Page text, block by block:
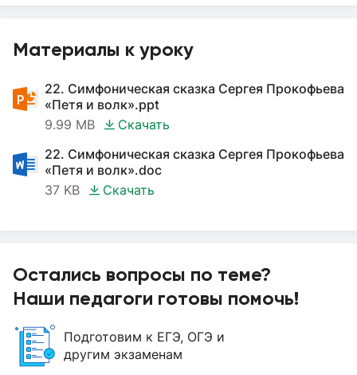
Материалы к уроку
22. Симфоническая сказка Сергея Прокофьева
«Петя и волк».ppt
9.99 MB
Скачать
22. Симфоническая сказка Сергея Прокофьева
«Петя и волк».doc
37 KB
Скачать
Остались вопросы по теме?
Наши педагоги готовы помочь!
Подготовим к ЕГЭ, ОГЭ и
другим экзаменам